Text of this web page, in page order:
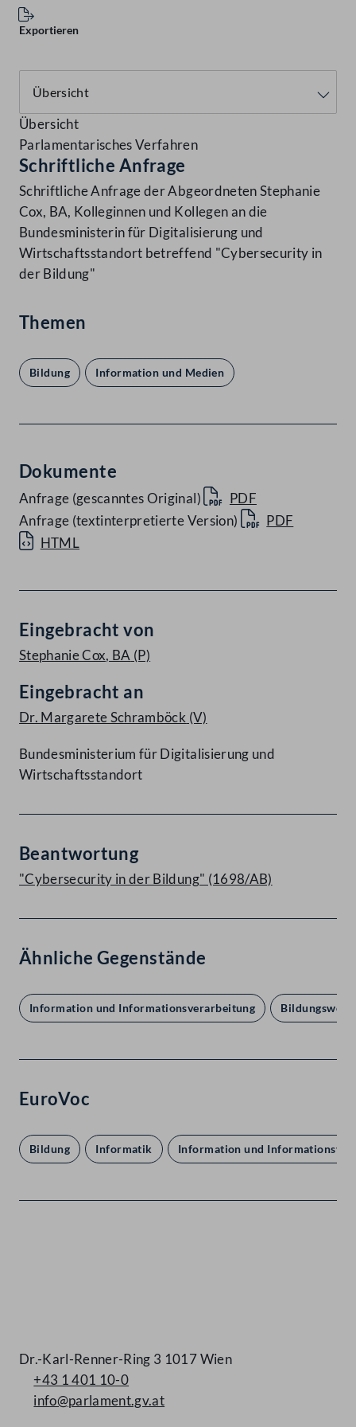
Exportieren
Übersicht
Parlamentarisches Verfahren
Schriftliche Anfrage
Schriftliche Anfrage der Abgeordneten Stephanie
Cox, BA, Kolleginnen und Kollegen an die
Bundesministerin für Digitalisierung und
Wirtschaftsstandort betreffend "Cybersecurity in
der Bildung"
Themen
Bildung Information und Medien
Dokumente
Anfrage (gescanntes Original)
PDF
Anfrage (textinterpretierte Version)
PDF
HTML
Eingebracht von
Stephanie Cox, BA (P)
Eingebracht an
Dr. Margarete Schramböck (V)
Bundesministerium für Digitalisierung und
Wirtschaftsstandort
Beantwortung
"Cybersecurity in der Bildung" (1698/AB)
Ähnliche Gegenstände
Information und Informationsverarbeitung
EuroVoc
Bildung Informatik Information und
Dr.-Karl-Renner-Ring 3 1017 Wien
+43 1 401 10-0
info@parlament.gv.at